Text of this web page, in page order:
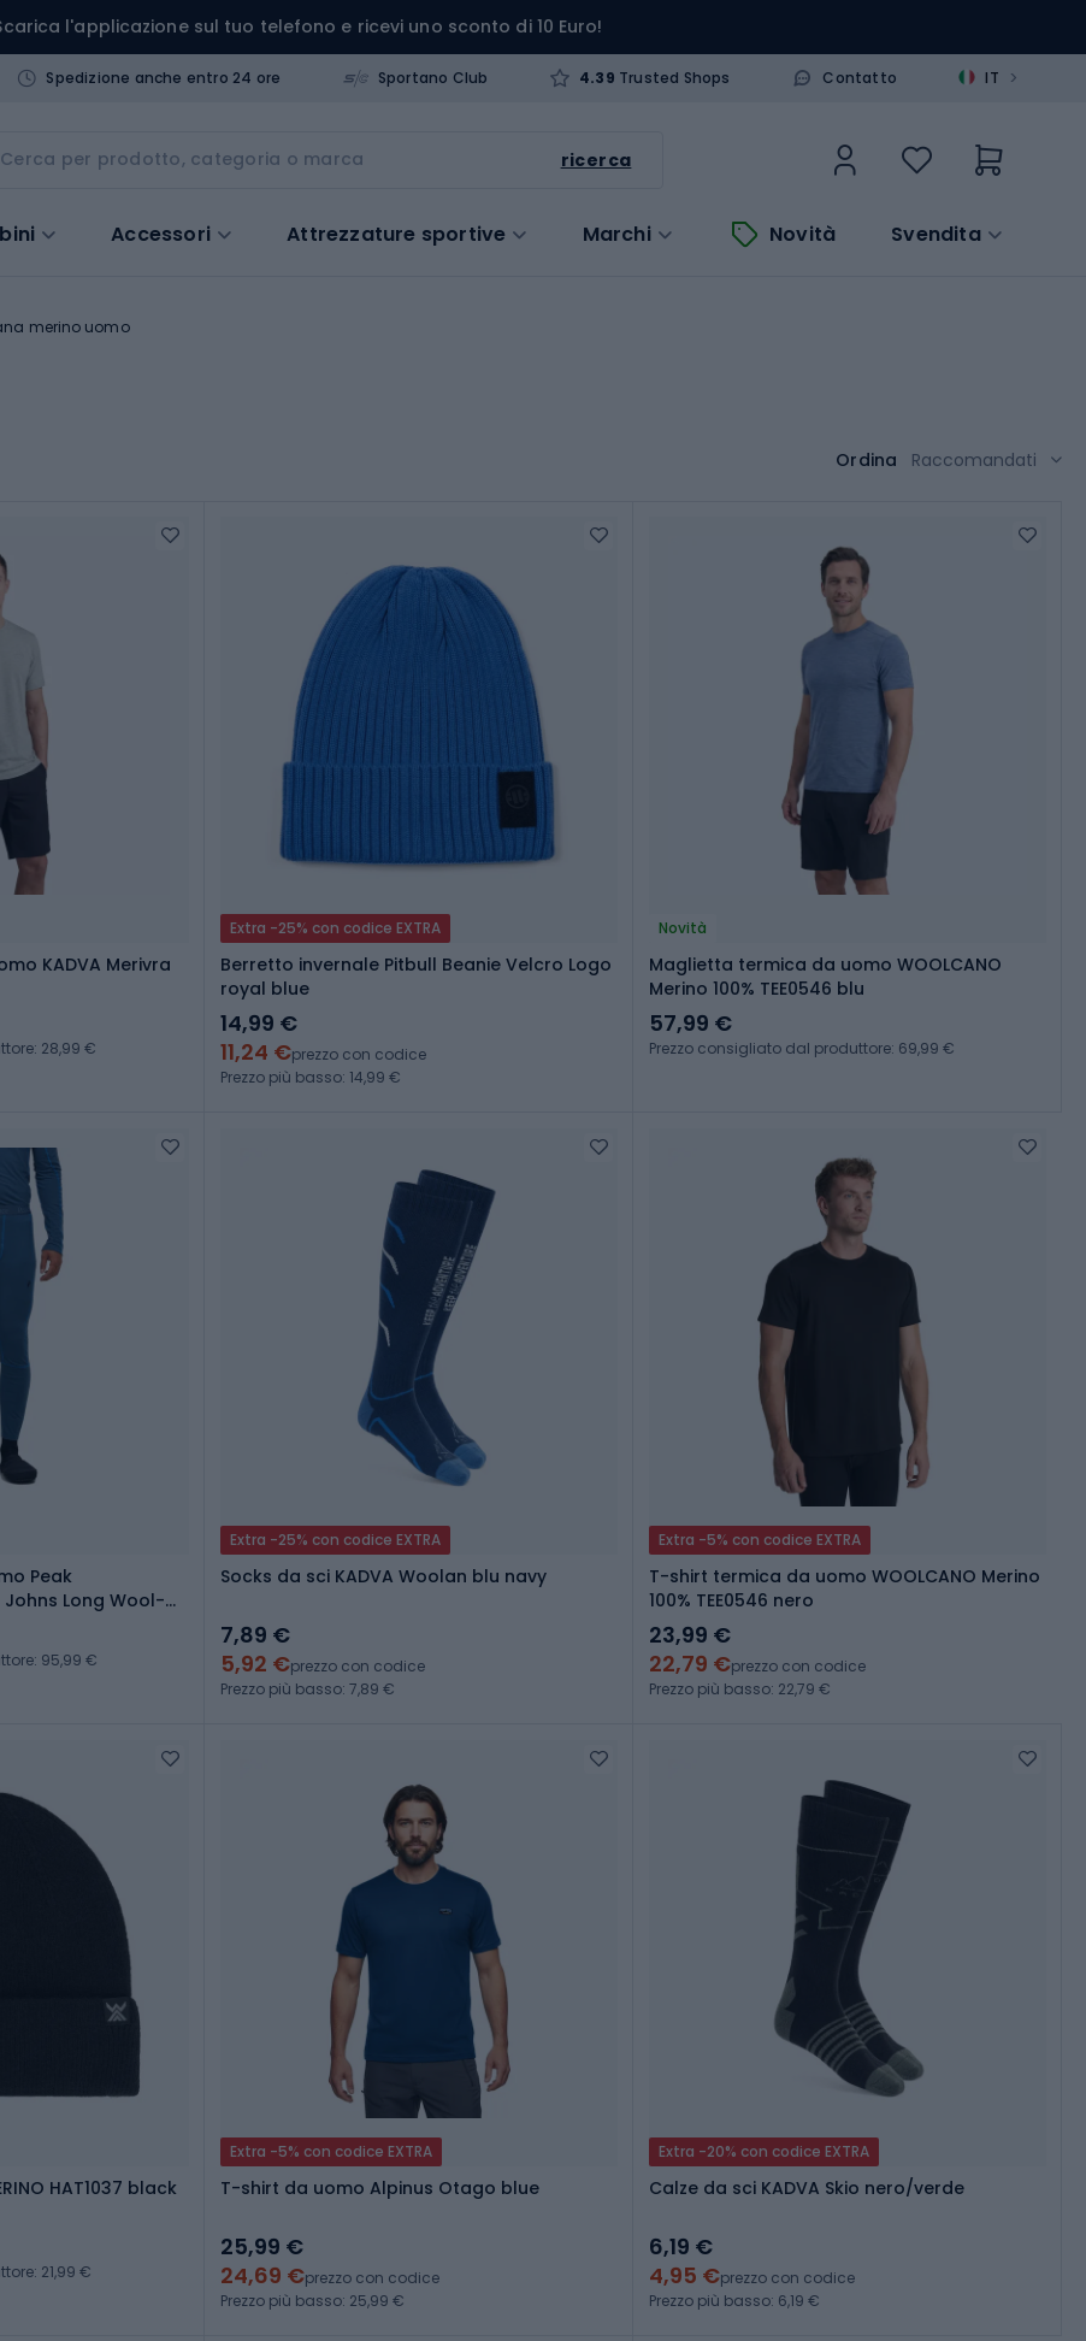
l'applicazione sul tuo telefono e ricevi uno sconto di 10 Euro!
Spedizione anche entro 24 ore Sportano Club 4.39 Trusted Shops Contatto IT >
ricerca
Accessori Attrezzature sportive Marchi Novità Svendita
merino uomo
Ordina Raccomandati
KADVA Merivra
28,99 €
Extra -25% con codice EXTRA
Berretto invernale Pitbull Beanie Velcro Logo
royal blue
14,99 €
11,24 €prezzo con codice
Prezzo più basso: 14,99 €
Novità
Maglietta termica da uomo WOOLCANO
Merino 100% TEE0546 blu
57,99 €
Prezzo consigliato dal produttore: 69,99 €
Peak
Long Wool-
lake
95,99 €
Extra -25% con codice EXTRA
Socks da sci KADVA Woolan blu navy
7,89 €
5,92 €prezzo con codice
Prezzo più basso: 7,89 €
Extra -5% con codice EXTRA
T-shirt termica da uomo WOOLCANO Merino
100% TEE0546 nero
23,99 €
22,79 €prezzo con codice
Prezzo più basso: 22,79 €
HAT1037 black
21,99 €
Extra -5% con codice EXTRA
T-shirt da uomo Alpinus Otago blue
25,99 €
24,69 €prezzo con codice
Prezzo più basso: 25,99 €
Extra -20% con codice EXTRA
Calze da sci KADVA Skio nero/verde
6,19 €
4,95 €prezzo con codice
Prezzo più basso: 6,19 €